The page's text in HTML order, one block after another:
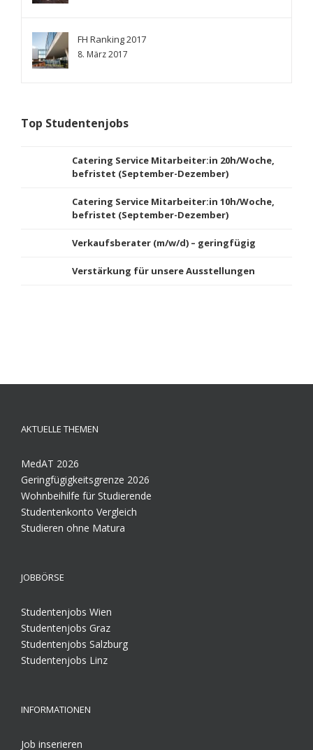
FH Ranking 2017
8. März 2017
Top Studentenjobs
Catering Service Mitarbeiter:in 20h/Woche,
befristet (September-Dezember)
Catering Service Mitarbeiter:in 10h/Woche,
befristet (September-Dezember)
Verkaufsberater (m/w/d) – geringfügig
Verstärkung für unsere Ausstellungen
AKTUELLE THEMEN
MedAT 2026
Geringfügigkeitsgrenze 2026
Wohnbeihilfe für Studierende
Studentenkonto Vergleich
Studieren ohne Matura
JOBBÖRSE
Studentenjobs Wien
Studentenjobs Graz
Studentenjobs Salzburg
Studentenjobs Linz
INFORMATIONEN
Job inserieren